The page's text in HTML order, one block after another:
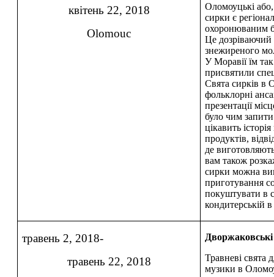
квітень 22, 2018
Olomouc
Оломоуцькі
сирки є
охоронюваним
Це
знежиреного
У Моравії їм
присвятили
Свята сирків в
фольклорні
презентації
було чим
цікавить
продуктів,
де
вам також
сирки можна
приготування
покуштувати в
кондитерській
травень 2, 2018-
травень 22, 2018
Травневі свята
музики в